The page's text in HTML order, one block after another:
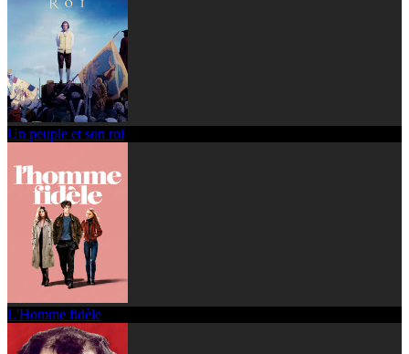
Un peuple et son roi
L'Homme fidèle